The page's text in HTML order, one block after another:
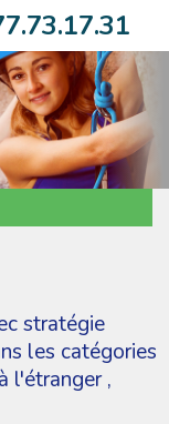
stratégie
les catégories
l'étranger,